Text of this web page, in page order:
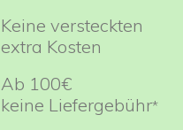
Keine versteckten
extra Kosten
Ab 100€
keine Liefergebühr*